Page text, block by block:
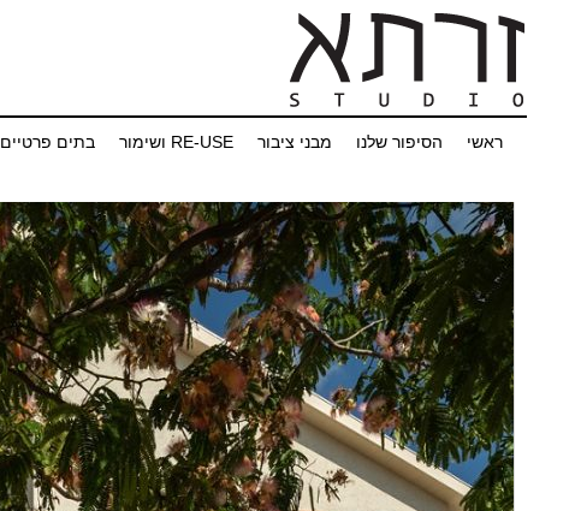
ראשי הסיפור שלנו מבני ציבור RE-USE ושימור בתים פרטיים